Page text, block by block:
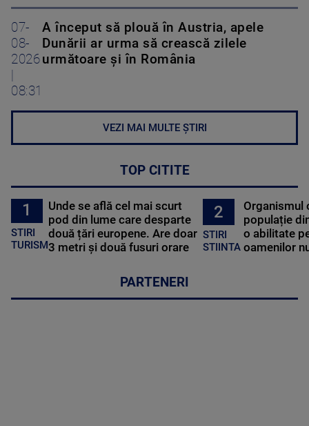
07-
08-
2026
08:31
A început să plouă în Austria, apele
Dunării ar urma să crească zilele
următoare și în România
VEZI MAI MULTE ȘTIRI
TOP CITITE
1
STIRI
TURISM
Unde se află cel mai scurt
pod din lume care desparte
două țări europene. Are doar
3 metri și două fusuri orare
2
STIRI
STIINTA
Organismul
populație
o abilitate
oamenilor
PARTENERI